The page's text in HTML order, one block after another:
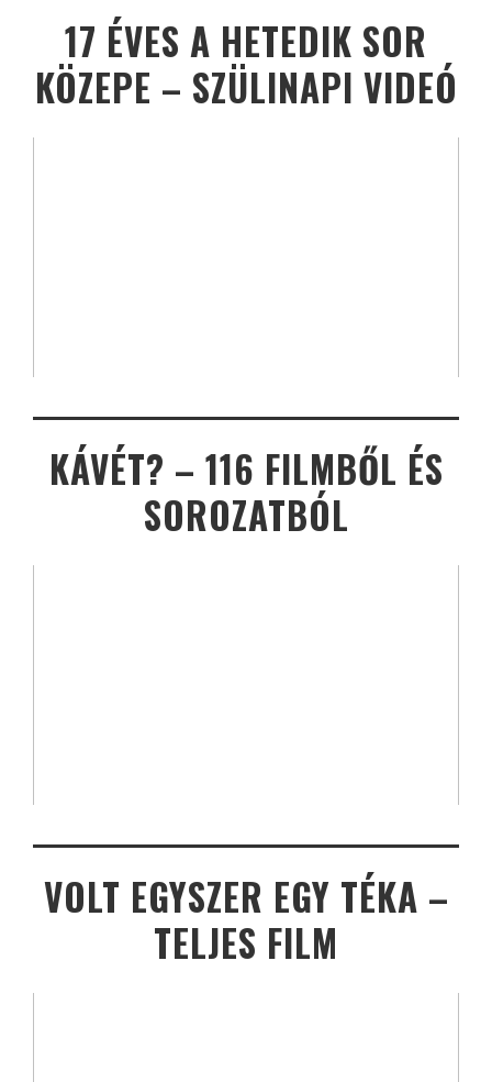
17 ÉVES A HETEDIK SOR
KÖZEPE – SZÜLINAPI VIDEÓ
KÁVÉT? – 116 FILMBŐL ÉS
SOROZATBÓL
VOLT EGYSZER EGY TÉKA –
TELJES FILM